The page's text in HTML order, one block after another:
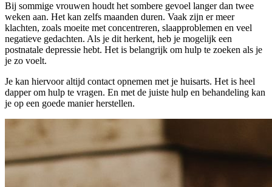
Bij sommige vrouwen houdt het sombere gevoel langer dan twee
weken aan. Het kan zelfs maanden duren. Vaak zijn er meer
klachten, zoals moeite met concentreren, slaapproblemen en veel
negatieve gedachten. Als je dit herkent, heb je mogelijk een
postnatale depressie hebt. Het is belangrijk om hulp te zoeken als je
je zo voelt.
Je kan hiervoor altijd contact opnemen met je huisarts. Het is heel
dapper om hulp te vragen. En met de juiste hulp en behandeling kan
je op een goede manier herstellen.